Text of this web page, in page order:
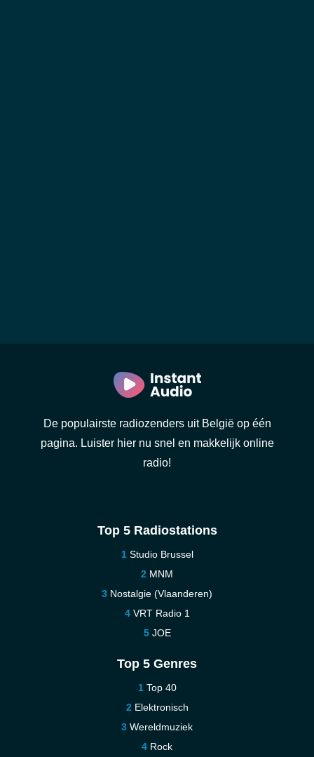
De populairste radiozenders uit België op één
pagina. Luister hier nu snel en makkelijk online
radio!
Top 5 Radiostations
Studio Brussel
MNM
Nostalgie (Vlaanderen)
VRT Radio 1
JOE
Top 5 Genres
Top 40
Elektronisch
Wereldmuziek
Rock